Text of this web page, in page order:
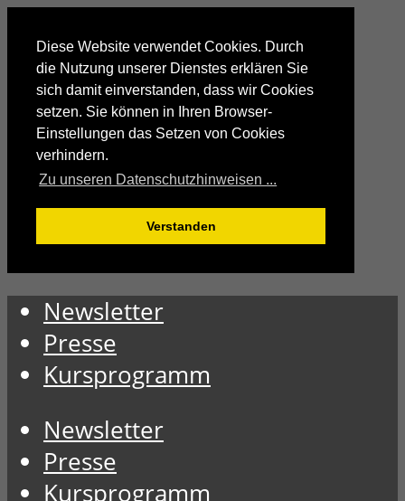
Diese Website verwendet Cookies. Durch
die Nutzung unserer Dienstes erklären Sie
sich damit einverstanden, dass wir Cookies
setzen. Sie können in Ihren Browser-
Einstellungen das Setzen von Cookies
verhindern.
Zu unseren Datenschutzhinweisen ...
Verstanden
Newsletter
Presse
Kursprogramm
Newsletter
Presse
Kursprogramm